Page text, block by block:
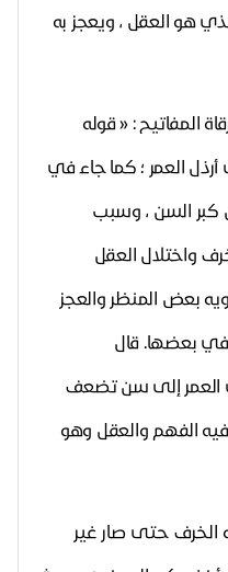
هو العقل ، ويعجز به
المفاتيح : « قوله
أرذل العمر ؛ كما جاء في
كبر السن ، وسبب
واختلال العقل
بعض المنظر والعجز
في بعضها. قال
العمر إلى سن تضعف
الفهم والعقل وهو
الخرف حتى صار غير